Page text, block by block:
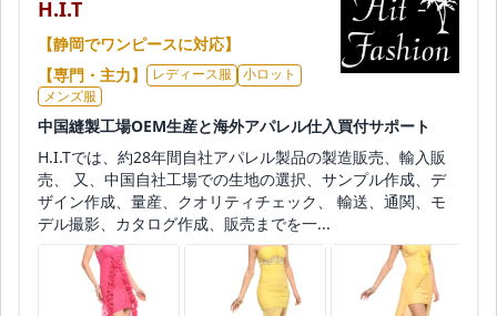
H.I.T
【静岡でワンピースに対応】
【専門・主力】
レディース服
小ロット
メンズ服
中国縫製工場OEM生産と海外アパレル仕入買付サポート
H.I.Tでは、約28年間自社アパレル製品の製造販売、輸入販
売、 又、中国自社工場での生地の選択、サンプル作成、デ
ザイン作成、量産、クオリティチェック、 輸送、通関、モ
デル撮影、カタログ作成、販売までを一...